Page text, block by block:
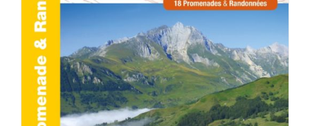
ACHETER LE PRODUIT DÉTAILS